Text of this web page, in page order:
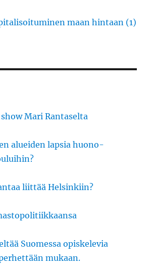
maan hintaan (1)
Mari Rantaselta
alueiden lapsia huono-
liittää Helsinkiin?
Suomessa opiskelevia
mukaan.